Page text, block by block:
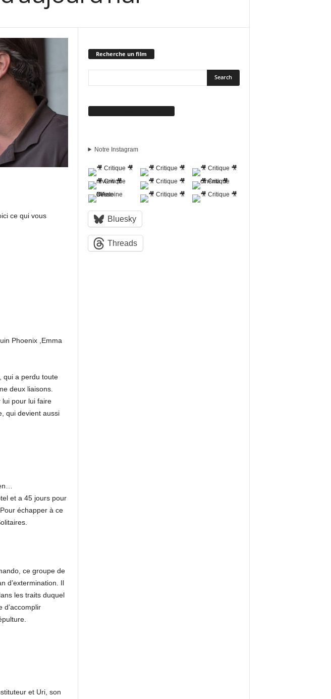
ce qui vous
Phoenix ,Emma
qui a perdu toute
deux liaisons.
lui pour lui faire
qui devient aussi
et a 45 jours pour
échapper à ce
ce groupe de
d’extermination. Il
les traits duquel
d’accomplir
et Uri, son
Recherche un film
Notre Instagram
Bluesky
Threads